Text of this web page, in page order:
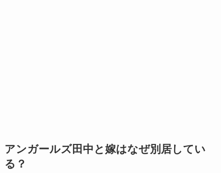
アンガールズ田中と嫁はなぜ別居してい
る？